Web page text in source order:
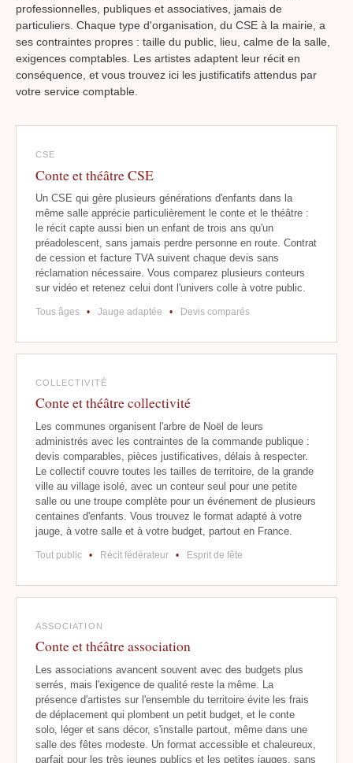
professionnelles, publiques et associatives, jamais de
particuliers. Chaque type d'organisation, du CSE à la mairie, a
ses contraintes propres : taille du public, lieu, calme de la salle,
exigences comptables. Les artistes adaptent leur récit en
conséquence, et vous trouvez ici les justificatifs attendus par
votre service comptable.
CSE
Conte et théâtre CSE
Un CSE qui gère plusieurs générations d'enfants dans la
même salle apprécie particulièrement le conte et le théâtre :
le récit capte aussi bien un enfant de trois ans qu'un
préadolescent, sans jamais perdre personne en route. Contrat
de cession et facture TVA suivent chaque devis sans
réclamation nécessaire. Vous comparez plusieurs conteurs
sur vidéo et retenez celui dont l'univers colle à votre public.
Tous âges • Jauge adaptée • Devis comparés
COLLECTIVITÉ
Conte et théâtre collectivité
Les communes organisent l'arbre de Noël de leurs
administrés avec les contraintes de la commande publique :
devis comparables, pièces justificatives, délais à respecter.
Le collectif couvre toutes les tailles de territoire, de la grande
ville au village isolé, avec un conteur seul pour une petite
salle ou une troupe complète pour un événement de plusieurs
centaines d'enfants. Vous trouvez le format adapté à votre
jauge, à votre salle et à votre budget, partout en France.
Tout public • Récit fédérateur • Esprit de fête
ASSOCIATION
Conte et théâtre association
Les associations avancent souvent avec des budgets plus
serrés, mais l'exigence de qualité reste la même. La
présence d'artistes sur l'ensemble du territoire évite les frais
de déplacement qui plombent un petit budget, et le conte
solo, léger et sans décor, s'installe partout, même dans une
salle des fêtes modeste. Un format accessible et chaleureux,
parfait pour les très jeunes publics et les petites jauges, sans